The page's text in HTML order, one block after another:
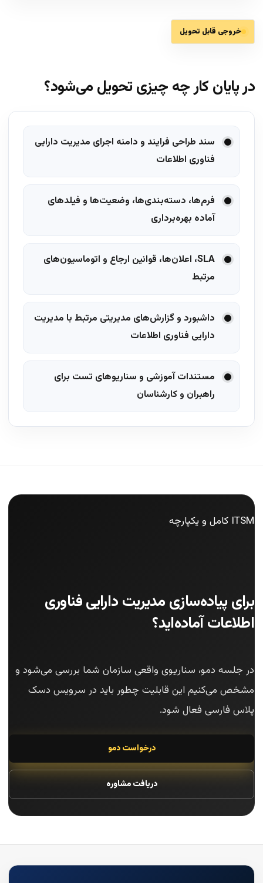
خروجی قابل تحویل
در پایان کار چه چیزی تحویل می‌شود؟
سند طراحی فرایند و دامنه اجرای مدیریت دارایی
فناوری اطلاعات
فرم‌ها، دسته‌بندی‌ها، وضعیت‌ها و فیلدهای
آماده بهره‌برداری
SLA، اعلان‌ها، قوانین ارجاع و اتوماسیون‌های
مرتبط
داشبورد و گزارش‌های مدیریتی مرتبط با مدیریت
دارایی فناوری اطلاعات
مستندات آموزشی و سناریوهای تست برای
راهبران و کارشناسان
ITSM کامل و یکپارچه
برای پیاده‌سازی مدیریت دارایی فناوری
اطلاعات آماده‌اید؟
در جلسه دمو، سناریوی واقعی سازمان شما بررسی می‌شود و
مشخص می‌کنیم این قابلیت چطور باید در سرویس دسک
پلاس فارسی فعال شود.
درخواست دمو
دریافت مشاوره